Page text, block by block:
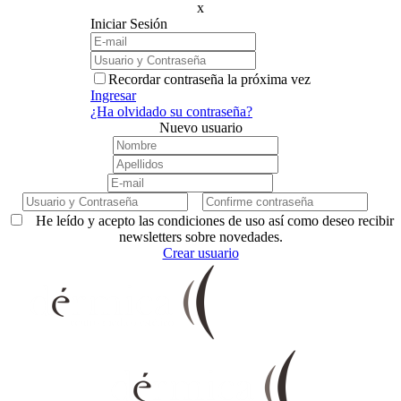
x
Iniciar Sesión
Recordar contraseña la próxima vez
Ingresar
¿Ha olvidado su contraseña?
Nuevo usuario
He leído y acepto las condiciones de uso así como deseo recibir
newsletters sobre novedades.
Crear usuario